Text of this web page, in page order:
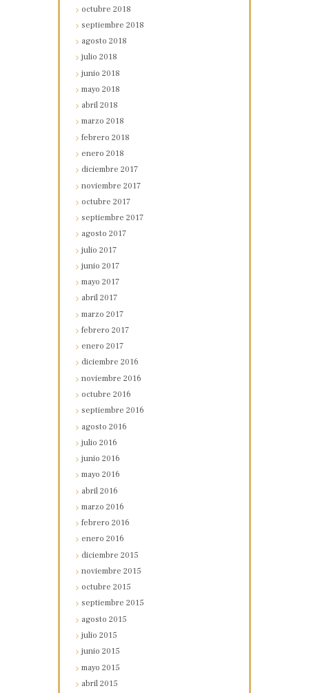
octubre2018
septiembre2018
agosto2018
julio2018
junio2018
mayo2018
abril2018
marzo2018
febrero2018
enero2018
diciembre2017
noviembre2017
octubre2017
septiembre2017
agosto2017
julio2017
junio2017
mayo2017
abril2017
marzo2017
febrero2017
enero2017
diciembre2016
noviembre2016
octubre2016
septiembre2016
agosto2016
julio2016
junio2016
mayo2016
abril2016
marzo2016
febrero2016
enero2016
diciembre2015
noviembre2015
octubre2015
septiembre2015
agosto2015
julio2015
junio2015
mayo2015
abril2015